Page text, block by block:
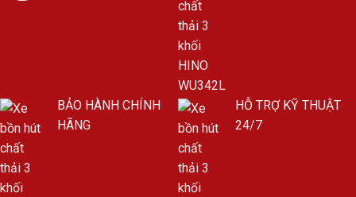
BẢO HÀNH CHÍNH
HÃNG
HỖ TRỢ KỸ THUẬT
24/7